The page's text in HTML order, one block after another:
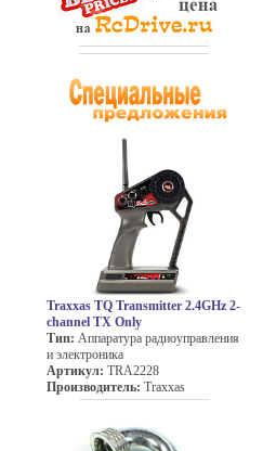
Traxxas TQ Transmitter 2.4GHz 2-
channel TX Only
Тип: Аппаратура радиоуправления
и электроника
Артикул: TRA2228
Производитель: Traxxas